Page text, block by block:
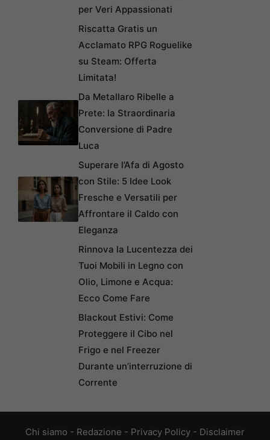
per Veri Appassionati
Riscatta Gratis un
Acclamato RPG Roguelike
su Steam: Offerta
Limitata!
Da Metallaro Ribelle a
Prete: la Straordinaria
Conversione di Padre
Luca
Superare l’Afa di Agosto
con Stile: 5 Idee Look
Fresche e Versatili per
Affrontare il Caldo con
Eleganza
Rinnova la Lucentezza dei
Tuoi Mobili in Legno con
Olio, Limone e Acqua:
Ecco Come Fare
Blackout Estivi: Come
Proteggere il Cibo nel
Frigo e nel Freezer
Durante un’interruzione di
Corrente
Chi siamo - Redazione - Privacy Policy - Disclaimer